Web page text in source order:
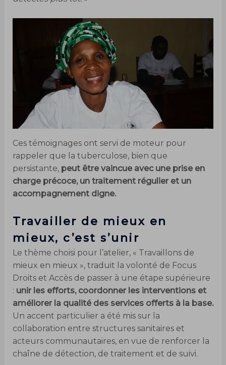
Ces témoignages ont servi de moteur pour
rappeler que la tuberculose, bien que
persistante, peut être vaincue avec une prise en
charge précoce, un traitement régulier et un
accompagnement digne.
Travailler de mieux en
mieux, c’est s’unir
Le thème choisi pour l’atelier, « Travaillons de
mieux en mieux », traduit la volonté de Focus
Droits et Accès de passer à une étape supérieure
: unir les efforts, coordonner les interventions et
améliorer la qualité des services offerts à la base.
Un accent particulier a été mis sur la
collaboration entre structures sanitaires et
acteurs communautaires, en vue de renforcer la
chaîne de détection, de traitement et de suivi.